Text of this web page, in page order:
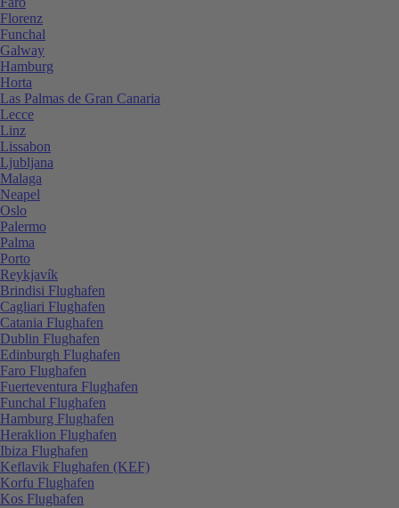
Florenz
Funchal
Galway
Hamburg
Horta
Las Palmas de Gran Canaria
Lecce
Linz
Lissabon
Ljubljana
Malaga
Neapel
Oslo
Palermo
Palma
Porto
Reykjavík
Brindisi Flughafen
Cagliari Flughafen
Catania Flughafen
Dublin Flughafen
Edinburgh Flughafen
Faro Flughafen
Fuerteventura Flughafen
Funchal Flughafen
Hamburg Flughafen
Heraklion Flughafen
Ibiza Flughafen
Keflavik Flughafen (KEF)
Korfu Flughafen
Kos Flughafen